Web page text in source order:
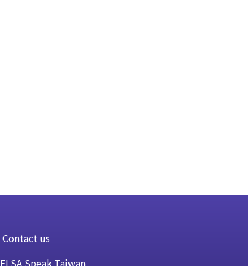
Contact us
ELSA Speak Taiwan